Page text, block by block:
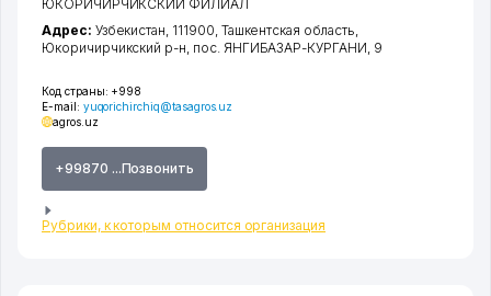
Код страны: +998
E-mail: yuqorichirchiq@tasagros.uz
agros.uz
+99870 ...Позвонить
Рубрики, к которым относится организация
ЮКОРИЧИРЧИКСКИЙ ФИЛИАЛ
Адрес: Узбекистан, 111900, Ташкентская область,
Юкоричирчикский р-н, пос. ЯНГИБАЗАР-КУРГАНИ, 9